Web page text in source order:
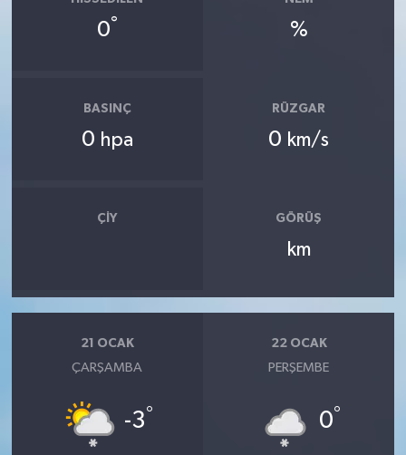
0° %
BASINÇ
0 hpa
RÜZGAR
0 km/s
ÇIY GÖRÜŞ
km
21 OCAK
ÇARŞAMBA
-3°
22 OCAK
PERŞEMBE
0°